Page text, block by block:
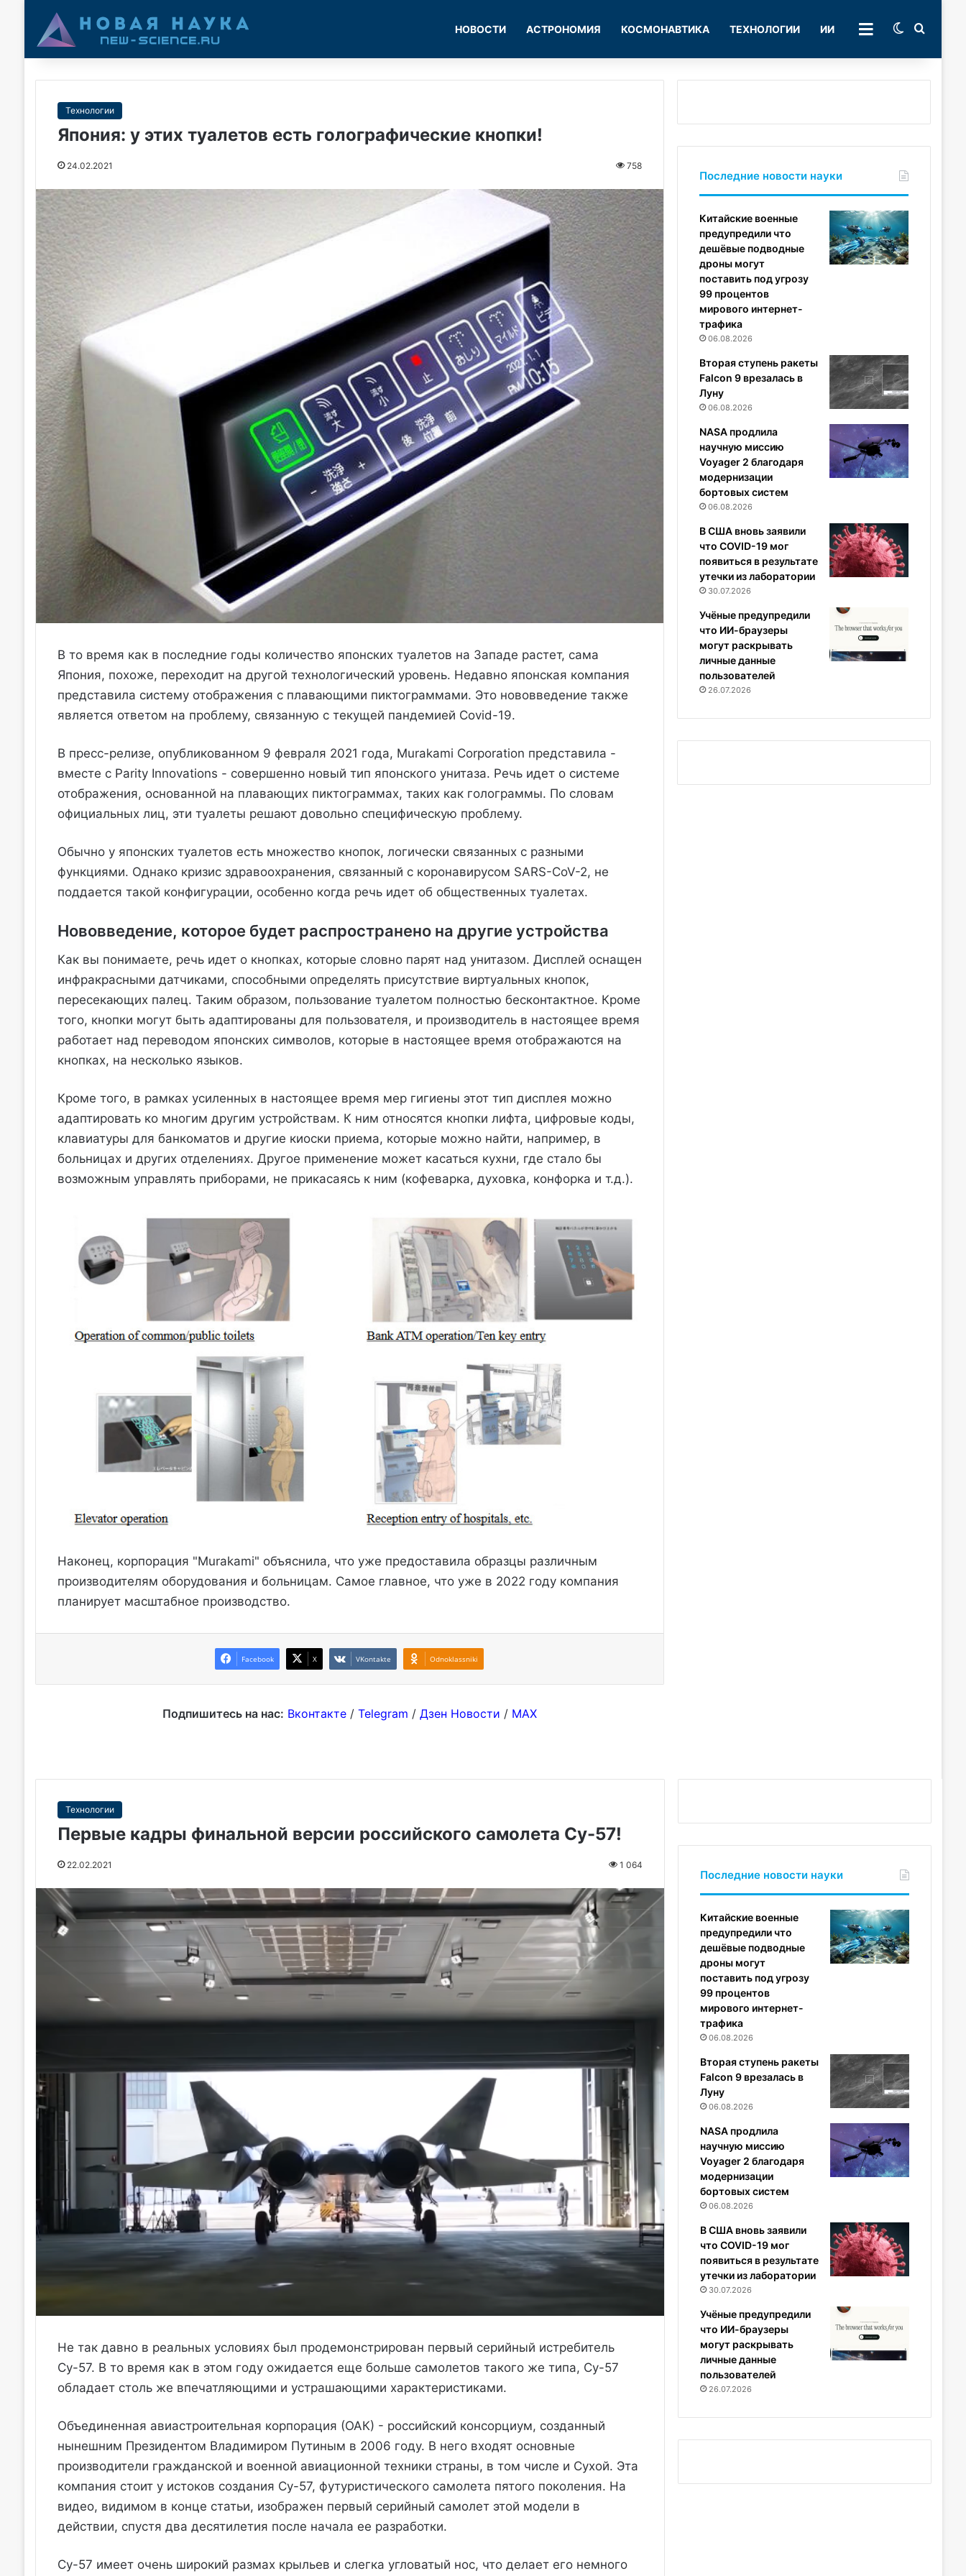
НОВОСТИ АСТРОНОМИЯ КОСМОНАВТИКА ТЕХНОЛОГИИ ИИ РУБРИКИSwitch skin
Технологии
Япония: у этих туалетов есть голографические кнопки!
24.02.2021 758
В то время как в последние годы количество японских туалетов на Западе растет, сама
Япония, похоже, переходит на другой технологический уровень. Недавно японская компания
представила систему отображения с плавающими пиктограммами. Это нововведение также
является ответом на проблему, связанную с текущей пандемией Covid-19.
В пресс-релизе, опубликованном 9 февраля 2021 года, Murakami Corporation представила -
вместе с Parity Innovations - совершенно новый тип японского унитаза. Речь идет о системе
отображения, основанной на плавающих пиктограммах, таких как голограммы. По словам
официальных лиц, эти туалеты решают довольно специфическую проблему.
Обычно у японских туалетов есть множество кнопок, логически связанных с разными
функциями. Однако кризис здравоохранения, связанный с коронавирусом SARS-CoV-2, не
поддается такой конфигурации, особенно когда речь идет об общественных туалетах.
Нововведение, которое будет распространено на другие устройства
Как вы понимаете, речь идет о кнопках, которые словно парят над унитазом. Дисплей оснащен
инфракрасными датчиками, способными определять присутствие виртуальных кнопок,
пересекающих палец. Таким образом, пользование туалетом полностью бесконтактное. Кроме
того, кнопки могут быть адаптированы для пользователя, и производитель в настоящее время
работает над переводом японских символов, которые в настоящее время отображаются на
кнопках, на несколько языков.
Кроме того, в рамках усиленных в настоящее время мер гигиены этот тип дисплея можно
адаптировать ко многим другим устройствам. К ним относятся кнопки лифта, цифровые коды,
клавиатуры для банкоматов и другие киоски приема, которые можно найти, например, в
больницах и других отделениях. Другое применение может касаться кухни, где стало бы
возможным управлять приборами, не прикасаясь к ним (кофеварка, духовка, конфорка и т.д.).
Наконец, корпорация "Murakami" объяснила, что уже предоставила образцы различным
производителям оборудования и больницам. Самое главное, что уже в 2022 году компания
планирует масштабное производство.
Facebook X VKontakte Odnoklassniki
Подпишитесь на нас: Вконтакте/ Telegram / Дзен Новости / MAX
Последние новости науки
Китайские военные
предупредили что
дешёвые подводные
дроны могут
поставить под угрозу
99 процентов
мирового интернет-
трафика
06.08.2026
Вторая ступень ракеты
Falcon 9 врезалась в
Луну
06.08.2026
NASA продлила
научную миссию
Voyager 2 благодаря
модернизации
бортовых систем
06.08.2026
В США вновь заявили
что COVID-19 мог
появиться в результате
утечки из лаборатории
30.07.2026
Учёные предупредили
что ИИ-браузеры
могут раскрывать
личные данные
пользователей
26.07.2026